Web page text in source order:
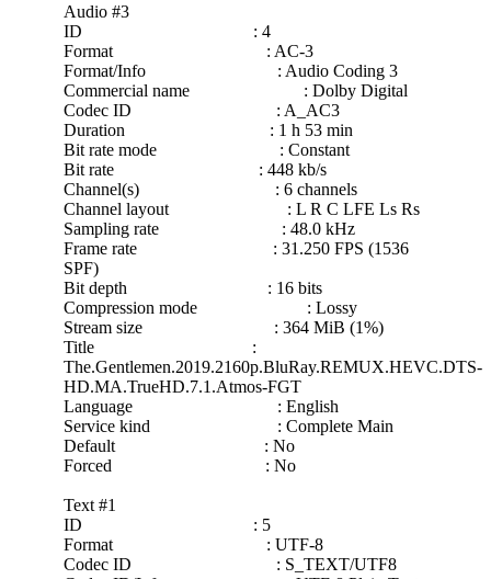
Audio #3
ID : 4
Format : AC-3
Format/Info : Audio Coding 3
Commercial name : Dolby Digital
Codec ID : A_AC3
Duration : 1 h 53 min
Bit rate mode : Constant
Bit rate : 448 kb/s
Channel(s) : 6 channels
Channel layout : L R C LFE Ls Rs
Sampling rate : 48.0 kHz
Frame rate : 31.250 FPS (1536
SPF)
Bit depth : 16 bits
Compression mode : Lossy
Stream size : 364 MiB (1%)
Title :
The.Gentlemen.2019.2160p.BluRay.REMUX.HEVC.DTS-
HD.MA.TrueHD.7.1.Atmos-FGT
Language : English
Service kind : Complete Main
Default : No
Forced : No
Text #1
ID : 5
Format : UTF-8
Codec ID : S_TEXT/UTF8